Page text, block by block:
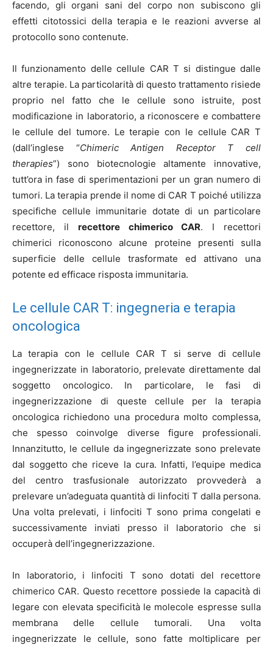
facendo, gli organi sani del corpo non subiscono gli
effetti citotossici della terapia e le reazioni avverse al
protocollo sono contenute.
Il funzionamento delle cellule CAR T si distingue dalle
altre terapie. La particolarità di questo trattamento risiede
proprio nel fatto che le cellule sono istruite, post
modificazione in laboratorio, a riconoscere e combattere
le cellule del tumore. Le terapie con le cellule CAR T
(dall’inglese “Chimeric Antigen Receptor T cell
therapies”) sono biotecnologie altamente innovative,
tutt’ora in fase di sperimentazioni per un gran numero di
tumori. La terapia prende il nome di CAR T poiché utilizza
specifiche cellule immunitarie dotate di un particolare
recettore, il recettore chimerico CAR. I recettori
chimerici riconoscono alcune proteine presenti sulla
superficie delle cellule trasformate ed attivano una
potente ed efficace risposta immunitaria.
Le cellule CAR T: ingegneria e terapia
oncologica
La terapia con le cellule CAR T si serve di cellule
ingegnerizzate in laboratorio, prelevate direttamente dal
soggetto oncologico. In particolare, le fasi di
ingegnerizzazione di queste cellule per la terapia
oncologica richiedono una procedura molto complessa,
che spesso coinvolge diverse figure professionali.
Innanzitutto, le cellule da ingegnerizzate sono prelevate
dal soggetto che riceve la cura. Infatti, l’equipe medica
del centro trasfusionale autorizzato provvederà a
prelevare un’adeguata quantità di linfociti T dalla persona.
Una volta prelevati, i linfociti T sono prima congelati e
successivamente inviati presso il laboratorio che si
occuperà dell’ingegnerizzazione.
In laboratorio, i linfociti T sono dotati del recettore
chimerico CAR. Questo recettore possiede la capacità di
legare con elevata specificità le molecole espresse sulla
membrana delle cellule tumorali. Una volta
ingegnerizzate le cellule, sono fatte moltiplicare per